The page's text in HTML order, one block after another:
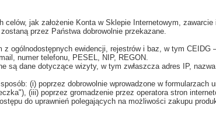
jak założenie Konta w Sklepie Internetowym,
przez Państwa dobrowolnie przekazane.
ogólnodostępnych ewidencji, rejestrów i baz, w tym CEIDG
numer telefonu, PESEL, NIP, REGON.
dane dotyczące wizyty, w tym zwłaszcza adres IP,
(i) poprzez dobrowolnie wprowadzone w formularzach
(iii) poprzez gromadzenie przez operatora stron
do uprawnień polegających na możliwości zakupu